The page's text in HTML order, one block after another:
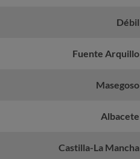
Débil
Fuente Arquillo
Masegoso
Albacete
Castilla-La Mancha